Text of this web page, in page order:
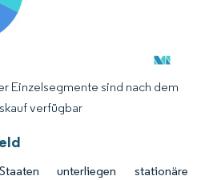
erfordert Namensnennung
Einzelsegmente sind nach dem
verfügbar
unterliegen stationäre